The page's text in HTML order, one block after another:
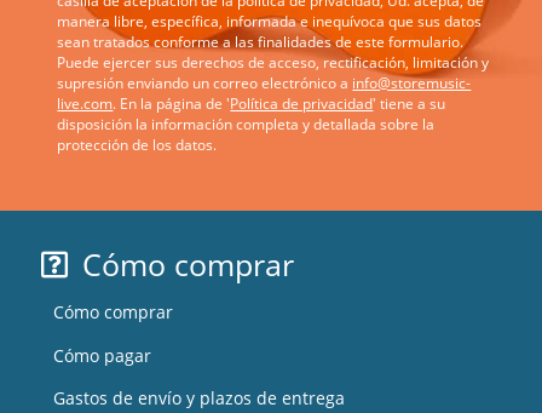
manera libre, específica, informada e inequívoca que sus datos
sean tratados conforme a las finalidades de este formulario.
Puede ejercer sus derechos de acceso, rectificación, limitación y
supresión enviando un correo electrónico a info@storemusic-
live.com. En la página de 'Política de privacidad' tiene a su
disposición la información completa y detallada sobre la
protección de los datos.
Cómo comprar
Cómo comprar
Cómo pagar
Gastos de envío y plazos de entrega